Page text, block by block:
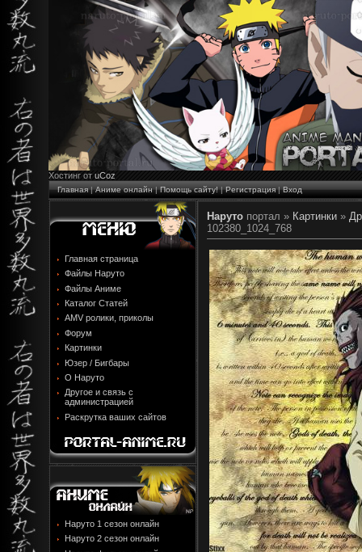
Хостинг от uCoz
Главная|Аниме онлайн|Помощь сайту!|Регистрация|Вход
Главная страница
Файлы Наруто
Файлы Аниме
Каталог Статей
AMV ролики, приколы
Форум
Картинки
Юзер / Бигбары
О Наруто
Другое и связь с
администрацией
Раскрутка ваших сайтов
Наруто 1 сезон онлайн
Наруто 2 сезон онлайн
Наруто портал » Картинки »
102380_1024_768